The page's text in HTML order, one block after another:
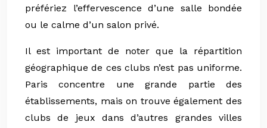
préfériez l’effervescence d’une salle bondée
ou le calme d’un salon privé.
Il est important de noter que la répartition
géographique de ces clubs n’est pas uniforme.
Paris concentre une grande partie des
établissements, mais on trouve également des
clubs de jeux dans d’autres grandes villes